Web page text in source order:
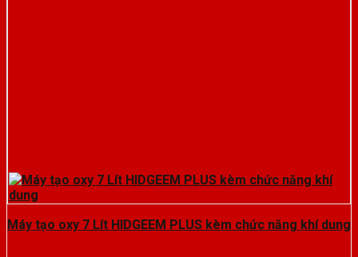
Máy tạo oxy 7 Lít HIDGEEM PLUS kèm chức năng khí dung